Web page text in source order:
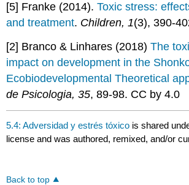
[5] Franke (2014).Toxic stress:
and treatment. Children, 1(3), 390-
[2] Branco & Linhares (2018)The
impact on development in the
Ecobiodevelopmental Theoretical
de Psicologia, 35, 89-98. CC by 4.0
5.4: Adversidad y estrés tóxico is shared
license and was authored, remixed, and/or
Back to top